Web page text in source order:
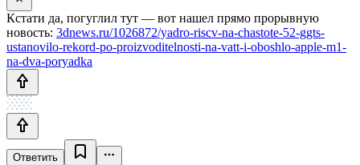
Кстати да, погуглил тут — вот нашел прямо прорывную
новость: 3dnews.ru/1026872/yadro-riscv-na-chastote-52-ggts-
ustanovilo-rekord-po-proizvoditelnosti-na-vatt-i-oboshlo-apple-m1-
na-dva-poryadka
Ответить